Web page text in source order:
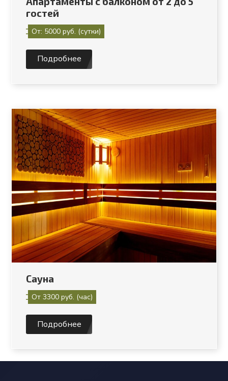
гостей
От: 5000 руб. (сутки)
Подробнее
Сауна
От 3300 руб. (час)
Подробнее